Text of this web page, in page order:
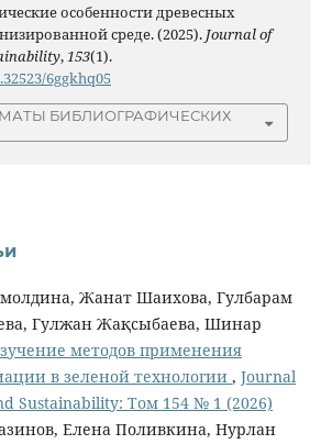
особенности древесных
среде. (2025). Journal of
,153(1).
6ggkhq05
БИБЛИОГРАФИЧЕСКИХ
Жанат Шаихова, Гулбарам
Гулжан Жақсыбаева, Шинар
методов применения
в зеленой технологии , Journal
Sustainability: Том 154 № 1 (2026)
Елена Поливкина, Нурлан